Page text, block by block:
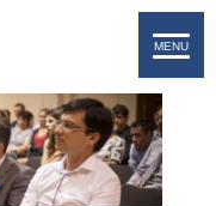
MENU